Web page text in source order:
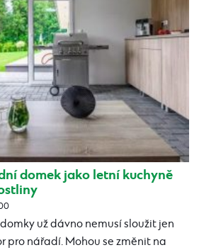
domek jako letní kuchyně
už dávno nemusí sloužit jen
pro nářadí. Mohou se změnit na